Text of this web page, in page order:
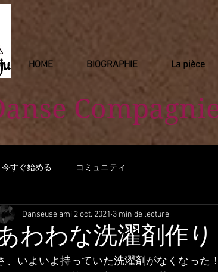
HOME BIOGRAPHIE La pièce
今すぐ始める コミュニティ
わわな洗濯剤作り fait
Danseuse ami 2 oct. 2021 3 min de lecture
、いよいよ持っていた洗濯剤がなくなった